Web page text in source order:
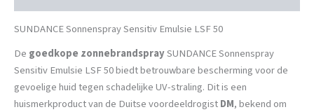
SUNDANCE Sonnenspray Sensitiv Emulsie LSF 50
De goedkope zonnebrandspraySUNDANCE Sonnenspray
Sensitiv Emulsie LSF 50 biedt betrouwbare bescherming voor de
gevoelige huid tegen schadelijke UV-straling. Dit is een
huismerkproduct van de Duitse voordeeldrogistDM, bekend om